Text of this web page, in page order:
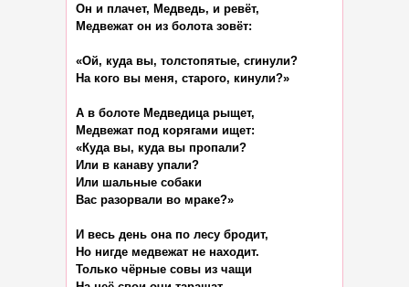
Он и плачет, Медведь, и ревёт,
Медвежат он из болота зовёт:
«Ой, куда вы, толстопятые, сгинули?
На кого вы меня, старого, кинули?»
А в болоте Медведица рыщет,
Медвежат под корягами ищет:
«Куда вы, куда вы пропали?
Или в канаву упали?
Или шальные собаки
Вас разорвали во мраке?»
И весь день она по лесу бродит,
Но нигде медвежат не находит.
Только чёрные совы из чащи